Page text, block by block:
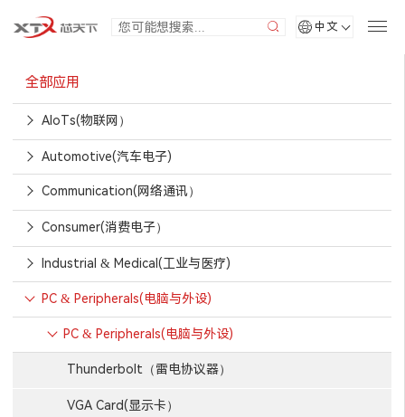
中文
全部应用
AIoTs(物联网）
Automotive(汽车电子)
Communication(网络通讯）
Consumer(消费电子）
Industrial & Medical(工业与医疗)
PC & Peripherals(电脑与外设)
PC & Peripherals(电脑与外设)
Thunderbolt（雷电协议器）
VGA Card(显示卡）